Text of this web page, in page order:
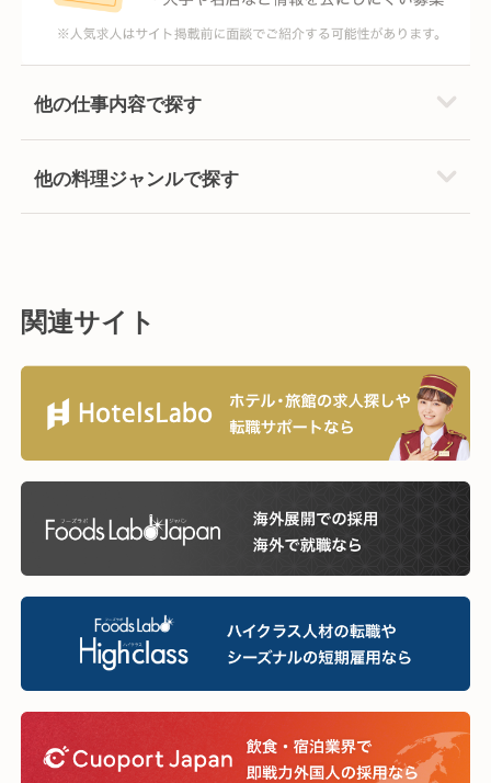
他の仕事内容で探す
他の料理ジャンルで探す
関連サイト